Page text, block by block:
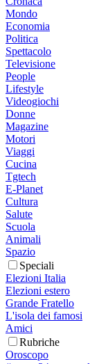
Mondo
Economia
Politica
Spettacolo
Televisione
People
Lifestyle
Videogiochi
Donne
Magazine
Motori
Viaggi
Cucina
Tgtech
E-Planet
Cultura
Salute
Scuola
Animali
Spazio
Speciali
Elezioni Italia
Elezioni estero
Grande Fratello
L'isola dei famosi
Amici
Rubriche
Oroscopo